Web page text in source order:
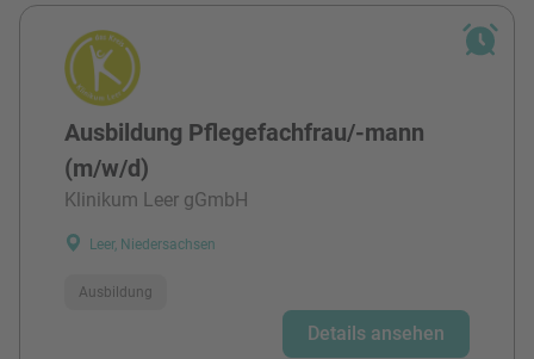
Ausbildung Pflegefachfrau/-mann
(m/w/d)
Klinikum Leer gGmbH
Leer, Niedersachsen
Ausbildung
Details ansehen